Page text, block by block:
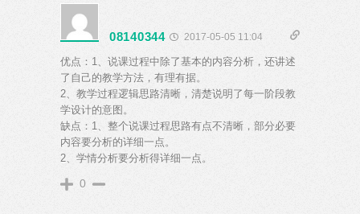
08140344 2017-05-05 11:04
优点：1、说课过程中除了基本的内容分析，还讲述
了自己的教学方法，有理有据。
2、教学过程逻辑思路清晰，清楚说明了每一阶段教
学设计的意图。
缺点：1、整个说课过程思路有点不清晰，部分必要
内容要分析的详细一点。
2、学情分析要分析得详细一点。
0